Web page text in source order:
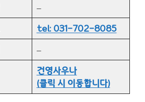
–
tel: 031-702-8085
–
건영사우나
(클릭 시 이동합니다)